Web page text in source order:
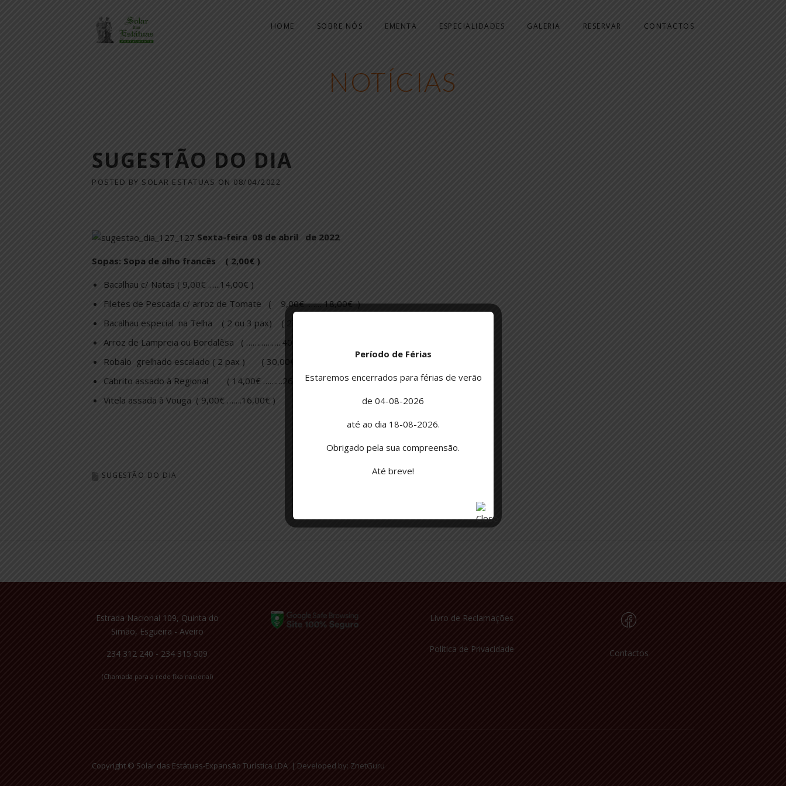
HOME SOBRE NÓS EMENTA ESPECIALIDADES GALERIA RESERVAR CONTACTOS
NOTÍCIAS
SUGESTÃO DO DIA
POSTED BY SOLAR ESTATUAS ON 08/04/2022
Sexta-feira 08 de abril de 2022
Sopas: Sopa de alho francês ( 2,00€ )
Bacalhau c/ Natas ( 9,00€ .…..14,00€ )
Filetes de Pescada c/ arroz de Tomate ( 9,00€ …… 18,00€ )
Bacalhau especial na Telha ( 2 ou 3 pax) ( 27,00€ )
Arroz de Lampreia ou Bordalêsa ( ……………..40,00€ )
Robalo grelhado escalado ( 2 pax ) ( 30,00€ )
Cabrito assado à Regional ( 14,00€ ………26,00€ )
Vitela assada à Vouga ( 9,00€ …….16,00€ )
SUGESTÃO DO DIA
Estrada Nacional 109, Quinta do
Simão, Esgueira - Aveiro
234 312 240 - 234 315 509
(Chamada para a rede fixa nacional)
Livro de Reclamações
Política de Privacidade Contactos
Copyright © Solar das Estátuas-Expansão Turística LDA | Developed by: ZnetGuru
Período de Férias
Estaremos encerrados para férias de verão
de 04-08-2026
até ao dia 18-08-2026.
Obrigado pela sua compreensão.
Até breve!